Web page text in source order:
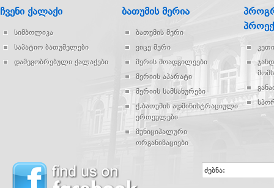
ჩვენი ქალაქი
სიმბოლიკა
საპატიო ბათუმელები
დამეგობრებული ქალაქები
ბათუმის მერია
ბათუმის მერი
ვიცე მერი
მერის მოადგილეები
მერიის აპარატი
მერიის სამსახურები
ქ.ბათუმის ადმინისტრაციული
ერთეულები
მუნიციპალური
ორგანიზაციები
ძებნა: